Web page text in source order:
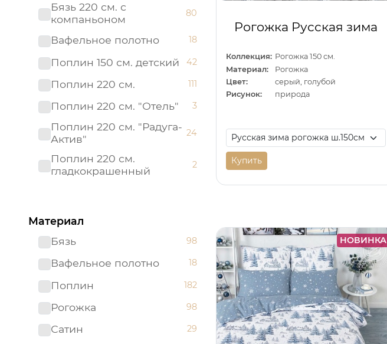
Бязь 220 см. с
компаньоном
80
Вафельное полотно 18
Поплин 150 см. детский 42
Поплин 220 см. 111
Поплин 220 см. "Отель" 3
Поплин 220 см. "Радуга-
Актив"
24
Поплин 220 см.
гладкокрашенный
2
Рогожка 150 см.
Сатин 220 см 19
Сатин 220 см.
гладкокрашенный
9
Сатин-твил 220 см 1
Материал
Бязь
98
Вафельное полотно 18
Поплин 182
Рогожка 98
Сатин 29
Рогожка Русская зима
Коллекция: Рогожка 150 см.
Материал:
Рогожка
Цвет:
серый, голубой
Рисунок:
природа
Купить
НОВИНКА